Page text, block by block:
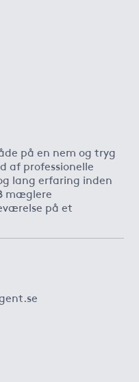
på en nem og tryg
af professionelle
lang erfaring inden
mæglere
på et